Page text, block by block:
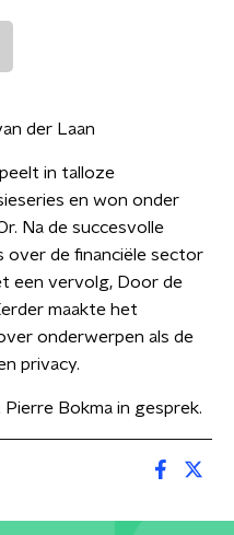
der Laan
in talloze
en won onder
Na de succesvolle
over de financiële sector
een vervolg, Door de
maakte het
onderwerpen als de
privacy.
Bokma in gesprek.